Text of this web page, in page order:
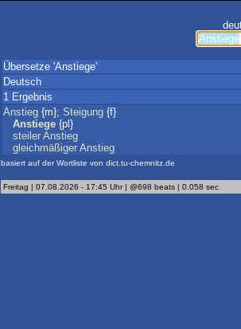
Übersetze 'Anstiege'
Deutsch
1 Ergebnis
Anstieg {m}; Steigung {f}
Anstiege {pl}
steiler Anstieg
gleichmäßiger Anstieg
basiert auf der Wortliste von dict.tu-chemnitz.de
Freitag | 07.08.2026 - 17:45 Uhr | @698 beats | 0.058 sec